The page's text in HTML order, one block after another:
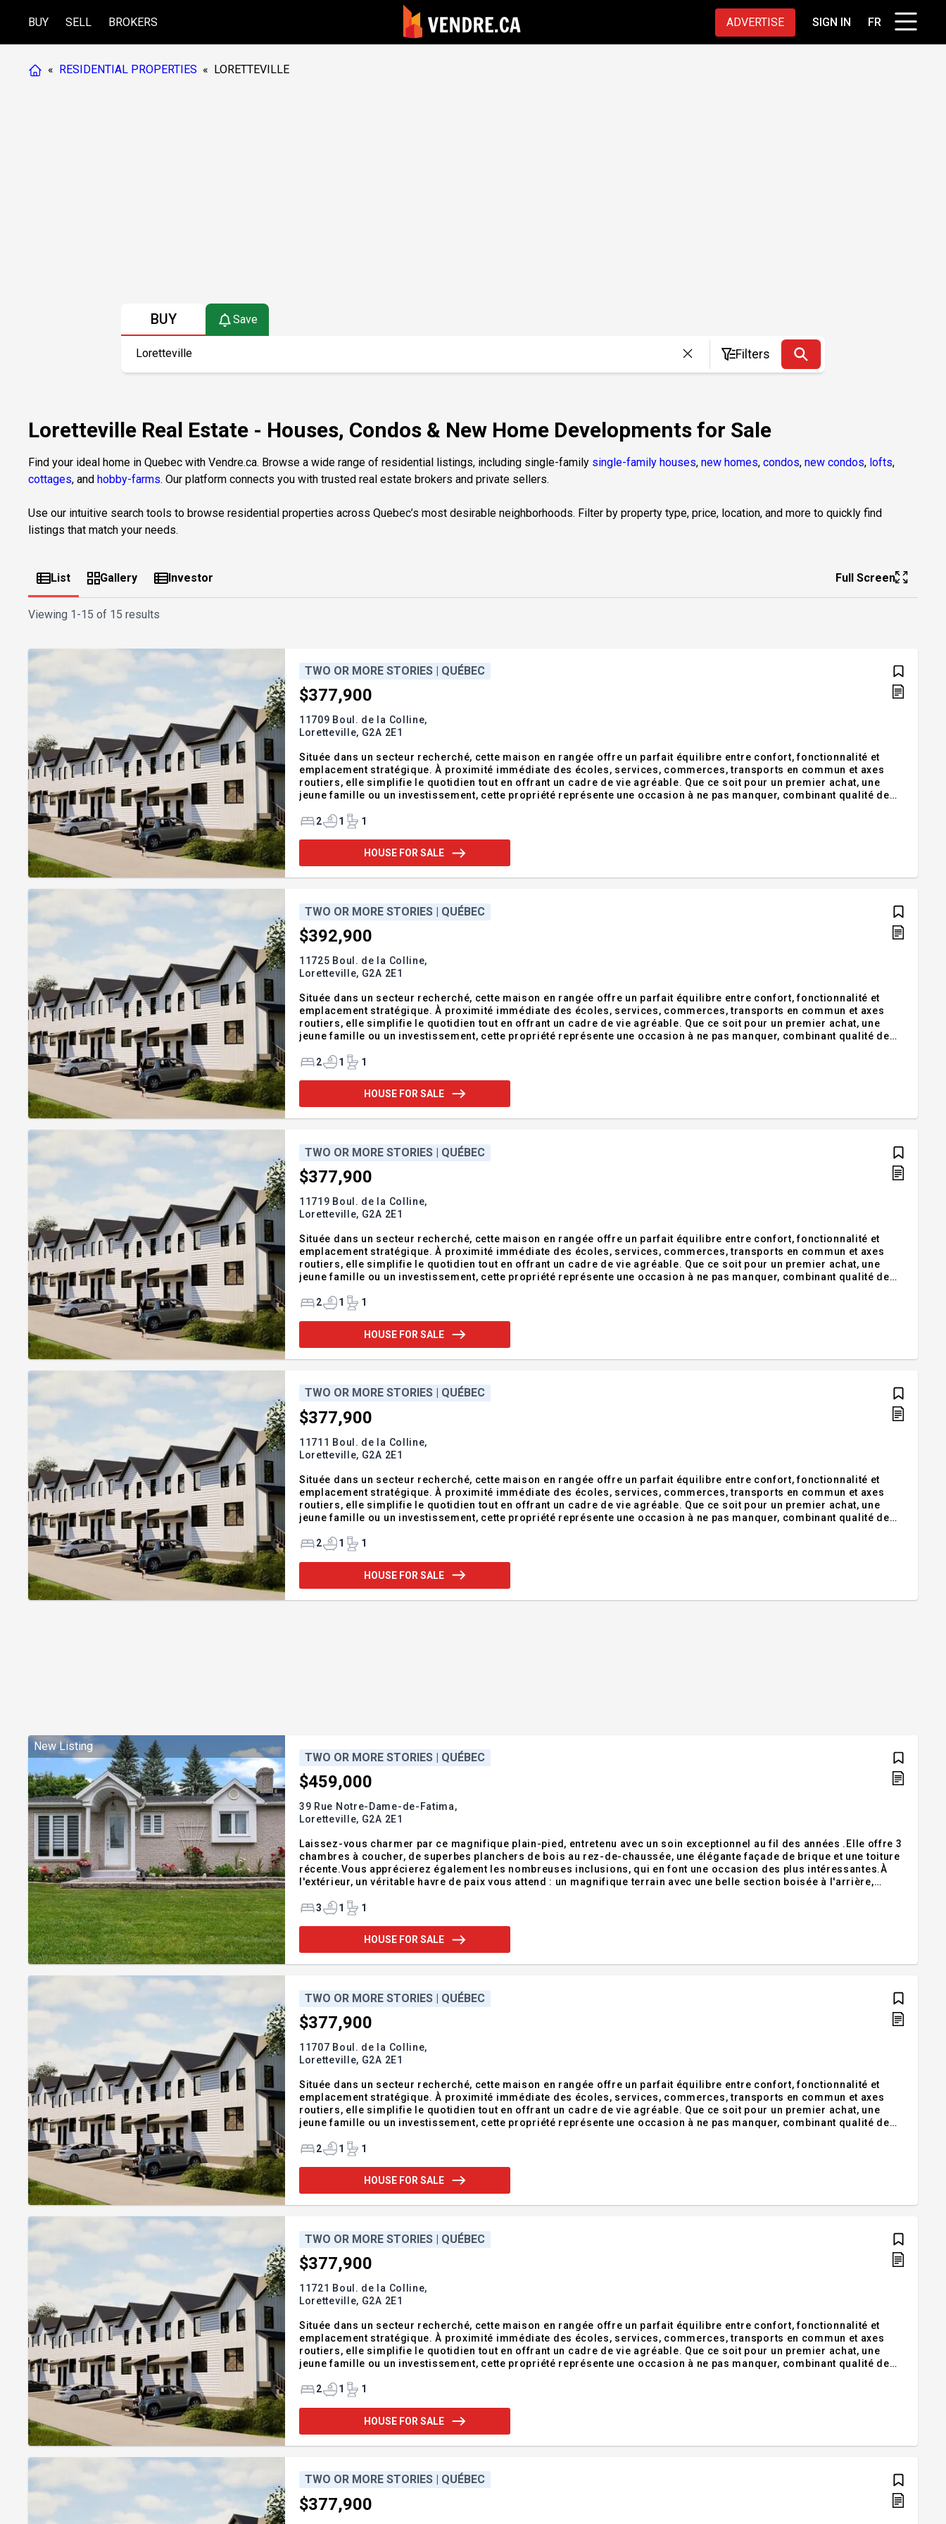
BUY SELL BROKERS ADVERTISE SIGN IN FR
« RESIDENTIAL PROPERTIES « LORETTEVILLE
BUY Save
Filters
Loretteville Real Estate - Houses, Condos & New Home Developments for Sale
Find your ideal home in Quebec with Vendre.ca. Browse a wide range of residential listings, including single-family single-family houses, new homes, condos, new condos, lofts,
cottages, and hobby-farms. Our platform connects you with trusted real estate brokers and private sellers.
Use our intuitive search tools to browse residential properties across Quebec’s most desirable neighborhoods. Filter by property type, price, location, and more to quickly find
listings that match your needs.
List Gallery Investor Full Screen
Viewing 1-15 of 15 results
TWO OR MORE STORIES | QUÉBEC
$377,900
11709 Boul. de la Colline,
Loretteville, G2A 2E1
Située dans un secteur recherché, cette maison en rangée offre un parfait équilibre entre confort, fonctionnalité et
emplacement stratégique. À proximité immédiate des écoles, services, commerces, transports en commun et axes
routiers, elle simplifie le quotidien tout en offrant un cadre de vie agréable. Que ce soit pour un premier achat, une
jeune famille ou un investissement, cette propriété représente une occasion à ne pas manquer, combinant qualité de
2 1 1
HOUSE FOR SALE
TWO OR MORE STORIES | QUÉBEC
$392,900
11725 Boul. de la Colline,
Loretteville, G2A 2E1
Située dans un secteur recherché, cette maison en rangée offre un parfait équilibre entre confort, fonctionnalité et
emplacement stratégique. À proximité immédiate des écoles, services, commerces, transports en commun et axes
routiers, elle simplifie le quotidien tout en offrant un cadre de vie agréable. Que ce soit pour un premier achat, une
jeune famille ou un investissement, cette propriété représente une occasion à ne pas manquer, combinant qualité de
2 1 1
HOUSE FOR SALE
TWO OR MORE STORIES | QUÉBEC
$377,900
11719 Boul. de la Colline,
Loretteville, G2A 2E1
Située dans un secteur recherché, cette maison en rangée offre un parfait équilibre entre confort, fonctionnalité et
emplacement stratégique. À proximité immédiate des écoles, services, commerces, transports en commun et axes
routiers, elle simplifie le quotidien tout en offrant un cadre de vie agréable. Que ce soit pour un premier achat, une
jeune famille ou un investissement, cette propriété représente une occasion à ne pas manquer, combinant qualité de
2 1 1
HOUSE FOR SALE
TWO OR MORE STORIES | QUÉBEC
$377,900
11711 Boul. de la Colline,
Loretteville, G2A 2E1
Située dans un secteur recherché, cette maison en rangée offre un parfait équilibre entre confort, fonctionnalité et
emplacement stratégique. À proximité immédiate des écoles, services, commerces, transports en commun et axes
routiers, elle simplifie le quotidien tout en offrant un cadre de vie agréable. Que ce soit pour un premier achat, une
jeune famille ou un investissement, cette propriété représente une occasion à ne pas manquer, combinant qualité de
2 1 1
HOUSE FOR SALE
New Listing
TWO OR MORE STORIES | QUÉBEC
$459,000
39 Rue Notre-Dame-de-Fatima,
Loretteville, G2A 2E1
Laissez-vous charmer par ce magnifique plain-pied, entretenu avec un soin exceptionnel au fil des années .Elle offre 3
chambres à coucher, de superbes planchers de bois au rez-de-chaussée, une élégante façade de brique et une toiture
récente.Vous apprécierez également les nombreuses inclusions, qui en font une occasion des plus intéressantes.À
l'extérieur, un véritable havre de paix vous attend : un magnifique terrain avec une belle section boisée à l'arrière,
l'arrière
3 1 1
HOUSE FOR SALE
TWO OR MORE STORIES | QUÉBEC
$377,900
11707 Boul. de la Colline,
Loretteville, G2A 2E1
Située dans un secteur recherché, cette maison en rangée offre un parfait équilibre entre confort, fonctionnalité et
emplacement stratégique. À proximité immédiate des écoles, services, commerces, transports en commun et axes
routiers, elle simplifie le quotidien tout en offrant un cadre de vie agréable. Que ce soit pour un premier achat, une
jeune famille ou un investissement, cette propriété représente une occasion à ne pas manquer, combinant qualité de
2 1 1
HOUSE FOR SALE
TWO OR MORE STORIES | QUÉBEC
$377,900
11721 Boul. de la Colline,
Loretteville, G2A 2E1
Située dans un secteur recherché, cette maison en rangée offre un parfait équilibre entre confort, fonctionnalité et
emplacement stratégique. À proximité immédiate des écoles, services, commerces, transports en commun et axes
routiers, elle simplifie le quotidien tout en offrant un cadre de vie agréable. Que ce soit pour un premier achat, une
jeune famille ou un investissement, cette propriété représente une occasion à ne pas manquer, combinant qualité de
2 1 1
HOUSE FOR SALE
TWO OR MORE STORIES | QUÉBEC
$377,900